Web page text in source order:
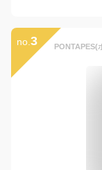
no. 3